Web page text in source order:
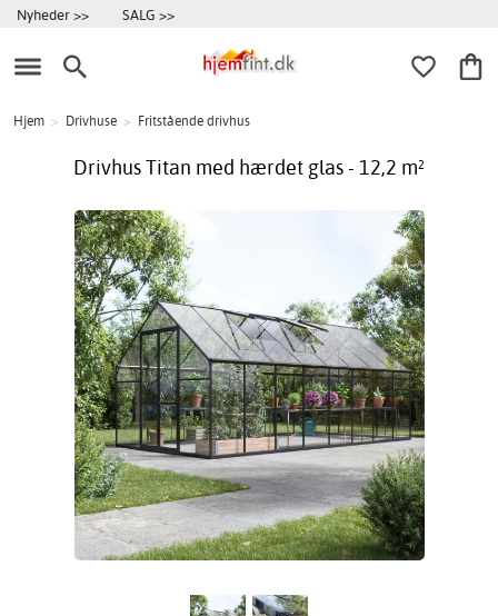
Nyheder >> SALG >>
Hjem > Drivhuse > Fritstående drivhus
Drivhus Titan med hærdet glas - 12,2 m²